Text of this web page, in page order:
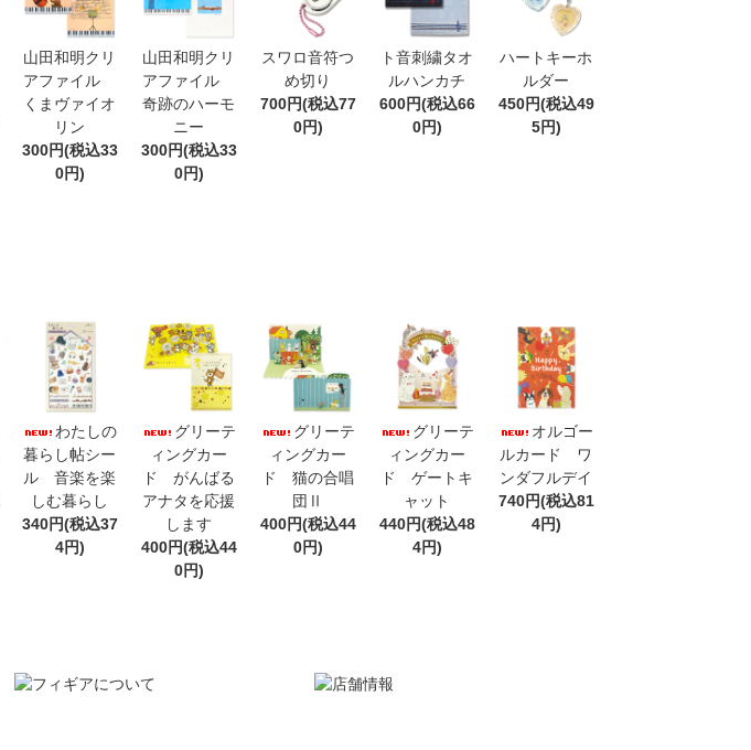
山田和明クリ
アファイル
くまヴァイオ
リン
300円(税込33
0円)
山田和明クリ
アファイル
奇跡のハーモ
ニー
300円(税込33
0円)
スワロ音符つ
め切り
700円(税込77
0円)
ト音刺繍タオ
ルハンカチ
600円(税込66
0円)
ハートキーホ
ルダー
450円(税込49
5円)
わたしの
暮らし帖シー
ル 音楽を楽
しむ暮らし
340円(税込37
4円)
グリーテ
ィングカー
ド がんばる
アナタを応援
します
400円(税込44
0円)
グリーテ
ィングカー
ド 猫の合唱
団Ⅱ
400円(税込44
0円)
グリーテ
ィングカー
ド ゲートキ
ャット
440円(税込48
4円)
オルゴー
ルカード ワ
ンダフルデイ
740円(税込81
4円)